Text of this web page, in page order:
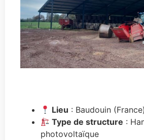
Lieu : Baudouin (France)
Type de structure :
photovoltaïque